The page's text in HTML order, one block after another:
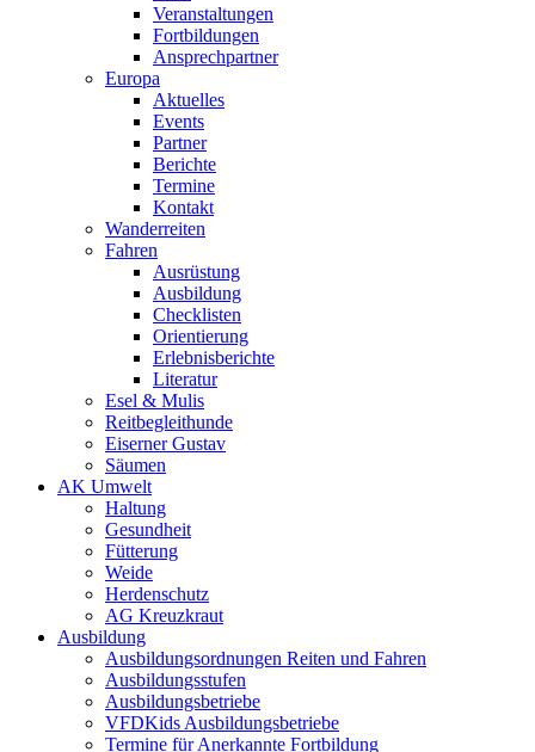
Veranstaltungen
Fortbildungen
Ansprechpartner
Europa
Aktuelles
Events
Partner
Berichte
Termine
Kontakt
Wanderreiten
Fahren
Ausrüstung
Ausbildung
Checklisten
Orientierung
Erlebnisberichte
Literatur
Esel & Mulis
Reitbegleithunde
Eiserner Gustav
Säumen
AK Umwelt
Haltung
Gesundheit
Fütterung
Weide
Herdenschutz
AG Kreuzkraut
Ausbildung
Ausbildungsordnungen Reiten und Fahren
Ausbildungsstufen
Ausbildungsbetriebe
VFDKids Ausbildungsbetriebe
Termine für Anerkannte Fortbildung